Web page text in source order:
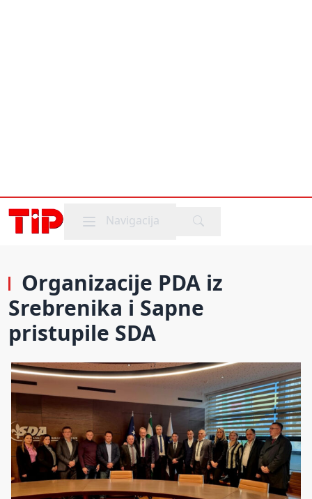
Mobile menu
Navigacija
Organizacije PDA iz
Srebrenika i Sapne
pristupile SDA